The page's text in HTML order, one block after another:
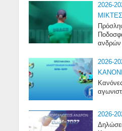
2026-
ανδρών
2026-
2026-